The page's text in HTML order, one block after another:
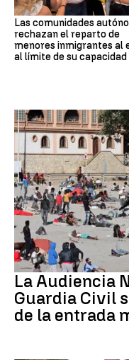
Las comunidades
rechazan el reparto de
menores inmigrantes al
al límite de su capacidad
Crisis migratoria
La Audiencia
Guardia Civil
de la entrada